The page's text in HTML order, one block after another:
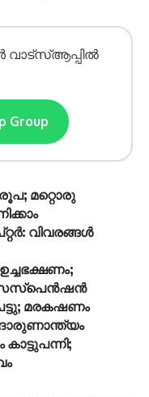
വാട്സ്ആപ്പിൽ
Group
രൂപ; മറ്റൊരു
വിവരങ്ങൾ
സസ്‌പെന്‍ഷന്‍
മരകഷണം
ദാരുണാന്ത്യം